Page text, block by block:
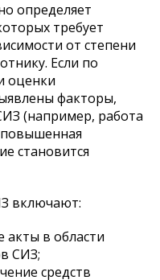
определяет
требует
от степени
Если по
оценки
факторы,
(например, работа
становится
включают:
в области
СИЗ;
средств